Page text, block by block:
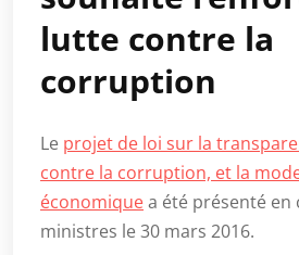
lutte contre la
corruption
Le projet de loi sur la
contre la corruption, et la
économiquea été présenté en
ministres le 30 mars 2016.